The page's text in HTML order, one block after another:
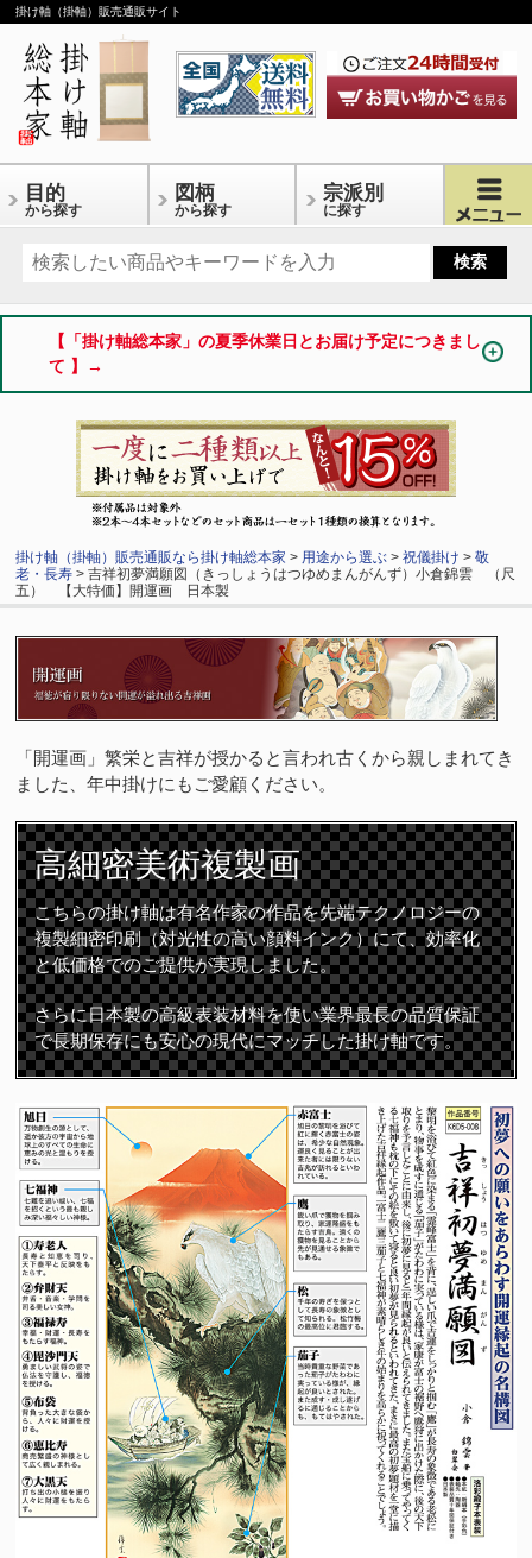
掛け軸（掛軸）販売通販サイト
目的
から探す
図柄
から探す
宗派別
に探す
【「掛け軸総本家」の夏季休業日とお届け予定につきまし
て 】→
掛け軸（掛軸）販売通販なら掛け軸総本家 > 用途から選ぶ >祝儀掛け >敬
老・長寿 > 吉祥初夢満願図（きっしょうはつゆめまんがんず）小倉錦雲 （尺
五） 【大特価】開運画 日本製
「開運画」繁栄と吉祥が授かると言われ古くから親しまれてき
ました、年中掛けにもご愛顧ください。
高細密美術複製画
こちらの掛け軸は有名作家の作品を先端テクノロジーの
複製細密印刷（対光性の高い顔料インク）にて、効率化
と低価格でのご提供が実現しました。
さらに日本製の高級表装材料を使い業界最長の品質保証
で長期保存にも安心の現代にマッチした掛け軸です。